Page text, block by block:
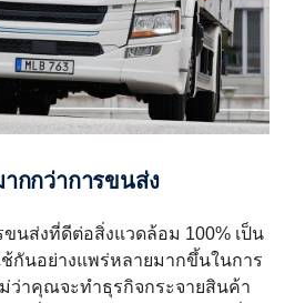
ากกว่าการขนส่ง
นส่งที่ดีต่อสิ่งแวดล้อม 100% เป็น
กันอย่างแพร่หลายมากขึ้นในการ
าคุณจะทำธุรกิจกระจายสินค้า